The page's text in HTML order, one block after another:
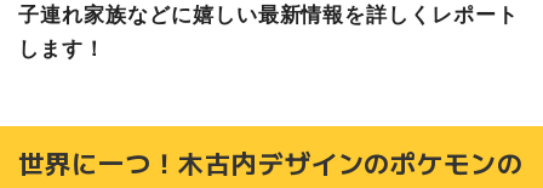
子連れ家族などに嬉しい最新情報を詳しくレポート
します！
世界に一つ！木古内デザインのポケモンの